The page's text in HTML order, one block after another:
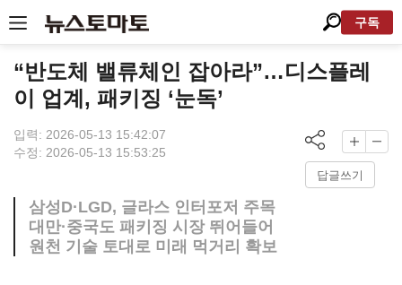
구독
“반도체 밸류체인 잡아라”…디스플레
이 업계, 패키징 ‘눈독’
입력: 2026-05-13 15:42:07
수정: 2026-05-13 15:53:25
답글쓰기
삼성D·LGD, 글라스 인터포저 주목
대만·중국도 패키징 시장 뛰어들어
원천 기술 토대로 미래 먹거리 확보